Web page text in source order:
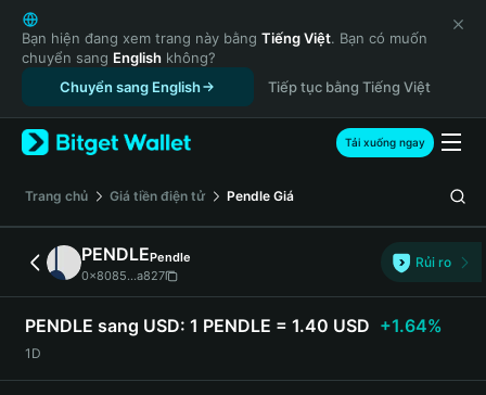
English
日本語
Tiếng Việt
Русский
Español (Latinoamérica)
Türkçe
Français
Deutsch
简体中文
繁體中文
Português (Portugal)
Bahasa Indonesia
ภาษาไทย
हिन्दी
Bạn hiện đang xem trang này bằng Tiếng Việt. Bạn có muốn
chuyển sang English không?
Chuyển sang English
Tiếp tục bằng Tiếng Việt
Tải xuống ngay
‌Trang chủ Giá tiền điện tử Pendle Giá
PENDLEPendle
0x8085...a827
Rủi ro
PENDLE sang USD: 1 PENDLE = 1.40 USD +1.64%
1D